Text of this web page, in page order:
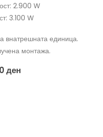
2.900 W
3.100 W
внатрешната единица.
монтажа.
ден